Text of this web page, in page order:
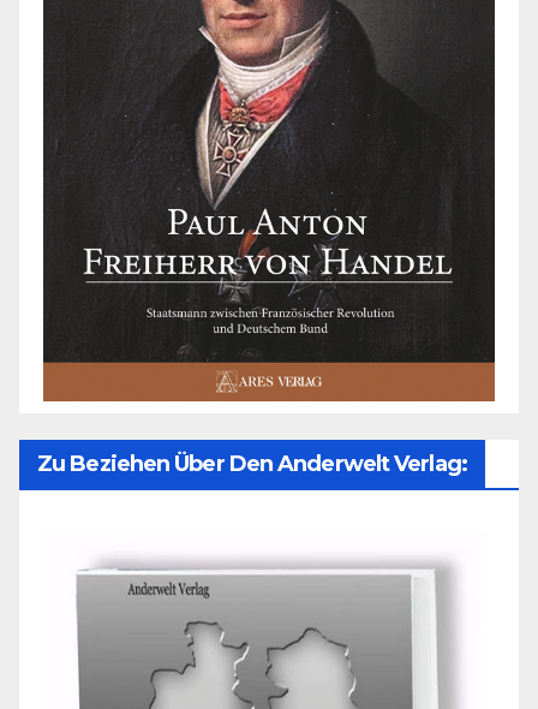
Zu Beziehen Über Den Anderwelt Verlag: